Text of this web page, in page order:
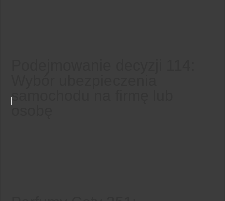
samochodu na firmę lub
osobę